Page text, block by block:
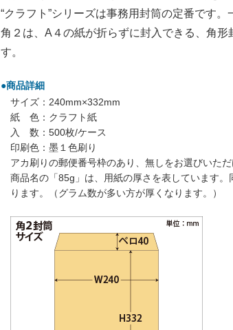
“クラフト”シリーズは事務用封筒の定番です
角２は、A４の紙が折らずに封入できる、角
す。
●商品詳細
サイズ：240mm×332mm
紙 色：クラフト紙
入 数：500枚/ケース
印刷色：墨１色刷り
アカ刷りの郵便番号枠のあり、無しをお選びいただ
商品名の「85g」は、用紙の厚さを表しています
ります。（グラム数が多い方が厚くなります。）